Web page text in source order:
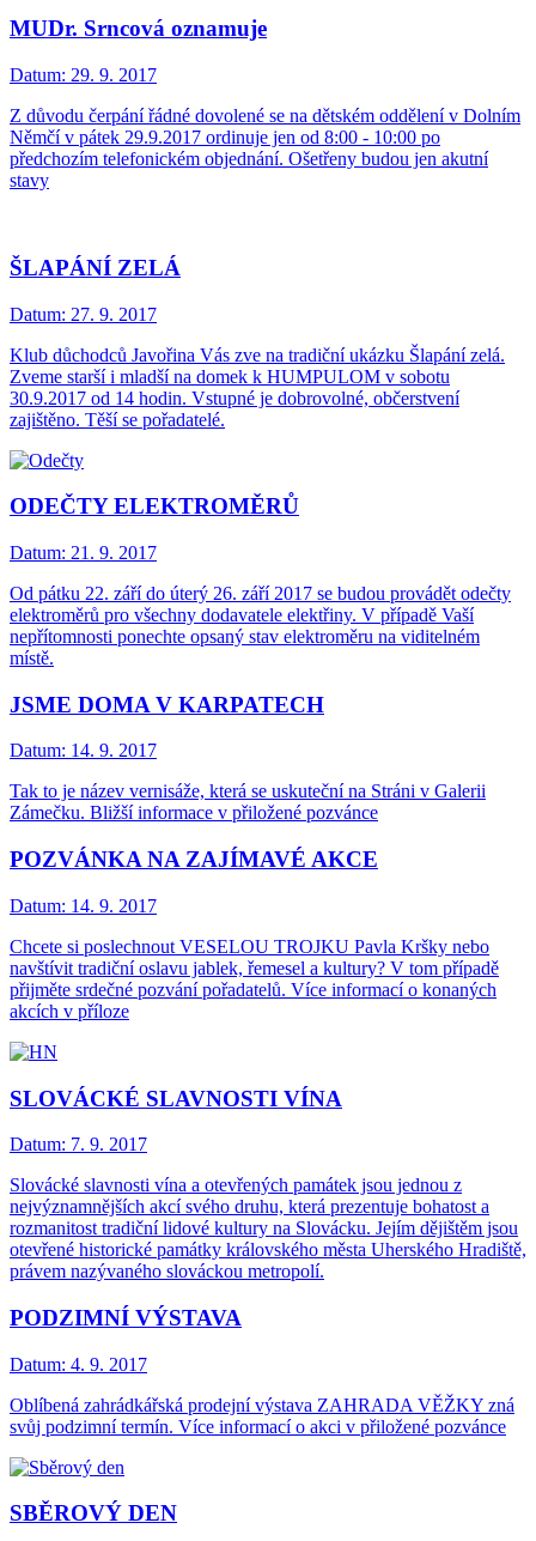
MUDr. Srncová oznamuje
Datum: 29. 9. 2017
Z důvodu čerpání řádné dovolené se na dětském oddělení v Dolním
Němčí v pátek 29.9.2017 ordinuje jen od 8:00 - 10:00 po
předchozím telefonickém objednání. Ošetřeny budou jen akutní
stavy
ŠLAPÁNÍ ZELÁ
Datum: 27. 9. 2017
Klub důchodců Javořina Vás zve na tradiční ukázku Šlapání zelá.
Zveme starší i mladší na domek k HUMPULOM v sobotu
30.9.2017 od 14 hodin. Vstupné je dobrovolné, občerstvení
zajištěno. Těší se pořadatelé.
ODEČTY ELEKTROMĚRŮ
Datum: 21. 9. 2017
Od pátku 22. září do úterý 26. září 2017 se budou provádět odečty
elektroměrů pro všechny dodavatele elektřiny. V případě Vaší
nepřítomnosti ponechte opsaný stav elektroměru na viditelném
místě.
JSME DOMA V KARPATECH
Datum: 14. 9. 2017
Tak to je název vernisáže, která se uskuteční na Stráni v Galerii
Zámečku. Bližší informace v přiložené pozvánce
POZVÁNKA NA ZAJÍMAVÉ AKCE
Datum: 14. 9. 2017
Chcete si poslechnout VESELOU TROJKU Pavla Kršky nebo
navštívit tradiční oslavu jablek, řemesel a kultury? V tom případě
přijměte srdečné pozvání pořadatelů. Více informací o konaných
akcích v příloze
SLOVÁCKÉ SLAVNOSTI VÍNA
Datum: 7. 9. 2017
Slovácké slavnosti vína a otevřených památek jsou jednou z
nejvýznamnějších akcí svého druhu, která prezentuje bohatost a
rozmanitost tradiční lidové kultury na Slovácku. Jejím dějištěm jsou
otevřené historické památky královského města Uherského Hradiště,
právem nazývaného slováckou metropolí.
PODZIMNÍ VÝSTAVA
Datum: 4. 9. 2017
Oblíbená zahrádkářská prodejní výstava ZAHRADA VĚŽKY zná
svůj podzimní termín. Více informací o akci v přiložené pozvánce
SBĚROVÝ DEN